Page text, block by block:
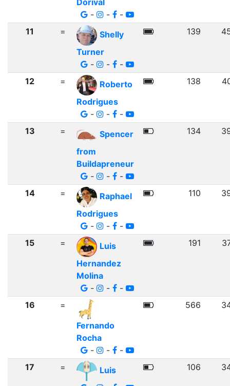
Dorival
-
-
-
11
=
Shelly
Turner
-
- -
139
12 =
Roberto
Rodrigues
-
- -
138
13 =
Spencer
from
Buildapreneur
-
- -
134
14 =
Raphael
Rodrigues
-
- -
110
15 =
Luis
Hernandez
Molina
-
- -
191
16
=
Fernando
Rocha
-
- -
566
17 =
Luis
106